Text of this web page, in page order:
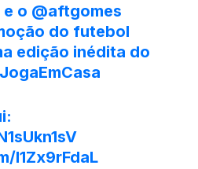
e o @aftgomes
do futebol
edição inédita do
I1Zx9rFdaL